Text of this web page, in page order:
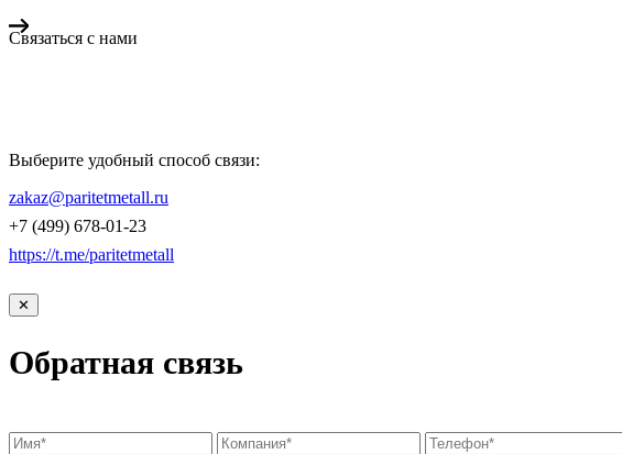
Связаться с нами
Выберите удобный способ связи:
zakaz@paritetmetall.ru
+7 (499) 678-01-23
https://t.me/paritetmetall
✕
Обратная связь